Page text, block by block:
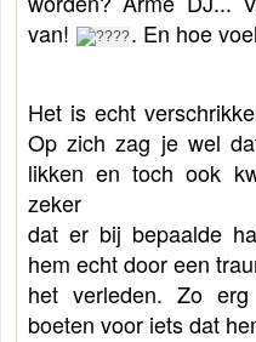
van!
. En hoe
Het is echt
Op zich zag je wel
likken en toch ook
zeker
dat er bij bepaalde
hem echt door een
het verleden. Zo
boeten voor iets dat